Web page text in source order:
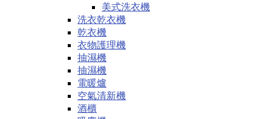
美式洗衣機
洗衣乾衣機
乾衣機
衣物護理機
抽濕機
抽濕機
電暖爐
空氣清新機
酒櫃